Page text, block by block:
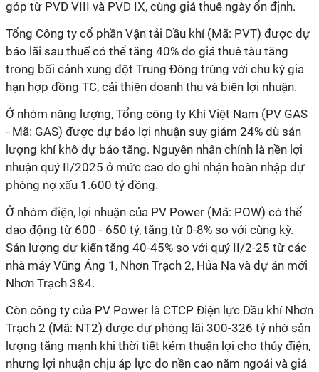
góp từ PVD VIII và PVD IX, cùng giá thuê ngày ổn định.
Tổng Công ty cổ phần Vận tải Dầu khí (Mã: PVT) được dự
báo lãi sau thuế có thể tăng 40% do giá thuê tàu tăng
trong bối cảnh xung đột Trung Đông trùng với chu kỳ gia
hạn hợp đồng TC, cải thiện doanh thu và biên lợi nhuận.
Ở nhóm năng lượng, Tổng công ty Khí Việt Nam (PV GAS
- Mã: GAS) được dự báo lợi nhuận suy giảm 24% dù sản
lượng khí khô dự báo tăng. Nguyên nhân chính là nền lợi
nhuận quý II/2025 ở mức cao do ghi nhận hoàn nhập dự
phòng nợ xấu 1.600 tỷ đồng.
Ở nhóm điện, lợi nhuận của PV Power (Mã: POW) có thể
dao động từ 600 - 650 tỷ, tăng từ 0-8% so với cùng kỳ.
Sản lượng dự kiến tăng 40-45% so với quý II/2-25 từ các
nhà máy Vũng Áng 1, Nhơn Trạch 2, Hủa Na và dự án mới
Nhơn Trạch 3&4.
Còn công ty của PV Power là CTCP Điện lực Dầu khí Nhơn
Trạch 2 (Mã: NT2) được dự phóng lãi 300-326 tỷ nhờ sản
lượng tăng mạnh khi thời tiết kém thuận lợi cho thủy điện,
nhưng lợi nhuận chịu áp lực do nền cao năm ngoái và giá